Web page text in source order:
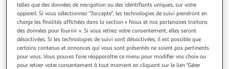
telles que des données de navigation ou des identifiants uniques, sur votre
appareil. Si vous sélectionnez "J'accepte", les technologies de suivi prendront en
charge les finalités affichées dans la section « Nous et nos partenaires traitons
des données pour fournir ». Si vous retirez votre consentement, elles seront
désactivées. Si les technologies de suivi sont désactivées, il est possible que
certains contenus et annonces qui vous sont présentés ne soient pas pertinents
pour vous. Vous pouvez faire réapparaître ce menu pour modifier vos choix ou
pour retirer votre consentement à tout moment en cliquant sur le lien "Gérer